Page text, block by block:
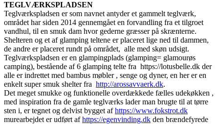
TEGLVÆRKSPLADSEN
Teglværkspladsen er som navnet antyder et gammelt teglværk,
området har siden 2014 gennemgået en forvandling fra et tilgroet
vandhul, til en smuk dam hvor gederne græsser på skrænterne.
Shelteren og et af glamping teltene er placeret lige ned til dammen,
de andre er placeret rundt på området, alle med skøn udsigt.
Teglværkspladsen er en glampingplads (glamping= glamourøs
camping), bestående af 6 glamping telte fra https://lotusbelle.dk der
alle er indrettet med bambus møbler , senge og dyner, en her er en
enkelt super smuk shelter fra http://arossavvaerk.dk.
Det meget smukke og funktionelle overdækkede fælles udekøkken ,
med inspiration fra de gamle teglværks lader man brugte til at tørre
sten i, er tegnet og delvist bygget afhttps://www.fokstrot.dk
murearbejdet er udført afhttps://egenvinding.dk den brændefyrede